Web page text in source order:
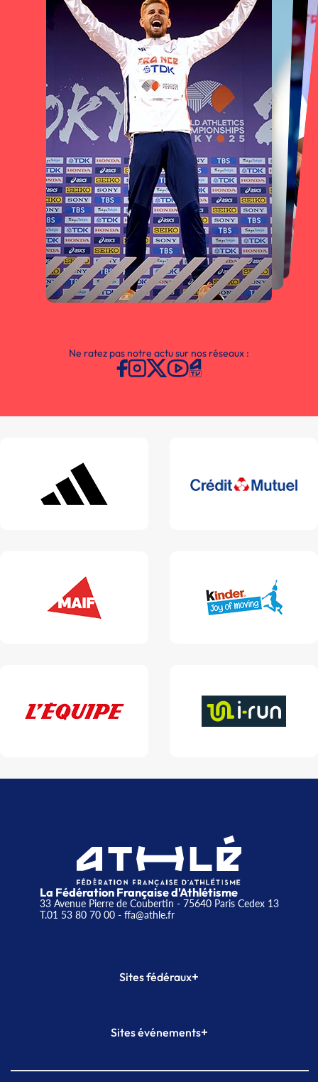
Ne ratez pas notre actu sur nos réseaux :
La Fédération Française d'Athlétisme
33 Avenue Pierre de Coubertin - 75640 Paris Cedex 13
T.01 53 80 70 00- ffa@athle.fr
Sites fédéraux+
Plateforme Formation
Sites événements+
Meeting de Paris indoor